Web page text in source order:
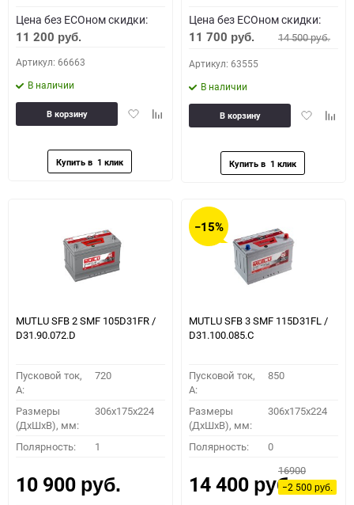
Цена без ECOном скидки:
11 200 руб.
Артикул: 66663
В наличии
ДобавитьДобавить
В корзину
Цена без ECOном скидки:
11 700 руб. 14 500руб.
Артикул: 63555
В наличии
Добавить
В корзину
MUTLU SFB 2 SMF 105D31FR /
D31.90.072.D
Пусковой ток,
A:
720
Размеры
(ДхШхВ), мм:
306x175x224
Полярность: 1
10 900 руб.
−15%
MUTLU SFB 3 SMF 115D31FL /
D31.100.085.C
Пусковой ток,
A:
850
Размеры
(ДхШхВ), мм:
306x175x224
Полярность: 0
14 400 руб.
16900
−2 500руб.